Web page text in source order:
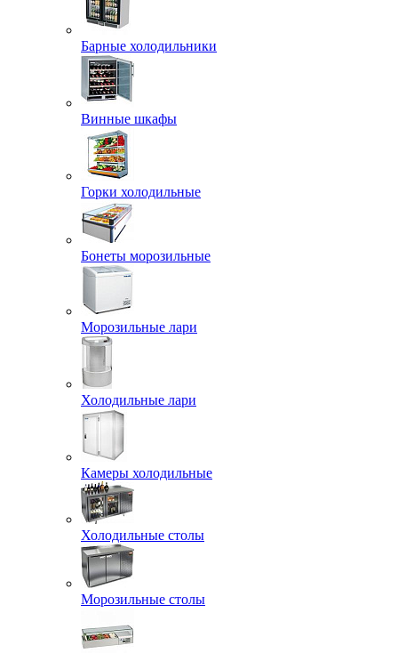
Барные холодильники
Винные шкафы
Горки холодильные
Бонеты морозильные
Морозильные лари
Холодильные лари
Камеры холодильные
Холодильные столы
Морозильные столы